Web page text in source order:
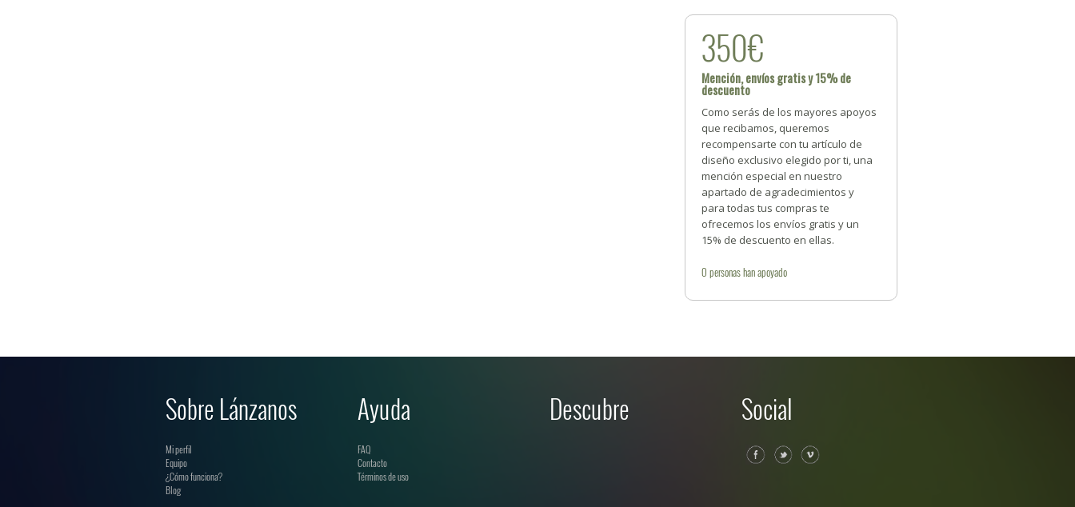
350€
Mención, envíos gratis y 15% de
descuento
Como serás de los mayores apoyos
que recibamos, queremos
recompensarte con tu artículo de
diseño exclusivo elegido por ti, una
mención especial en nuestro
apartado de agradecimientos y
para todas tus compras te
ofrecemos los envíos gratis y un
15% de descuento en ellas.
0personashan apoyado
Sobre Lánzanos
Mi perfil
Equipo
¿Cómo funciona?
Blog
Ayuda
FAQ
Contacto
Términos de uso
Descubre Social